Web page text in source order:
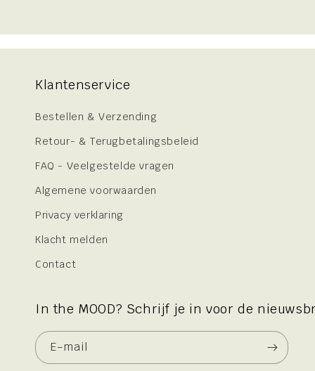
Klantenservice
Bestellen & Verzending
Retour- & Terugbetalingsbeleid
FAQ - Veelgestelde vragen
Algemene voorwaarden
Privacy verklaring
Klacht melden
Contact
In the MOOD? Schrijf je in voor de
E‑mail